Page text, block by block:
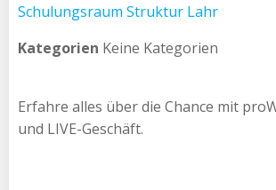
Schulungsraum Struktur Lahr
Kategorien Keine Kategorien
Erfahre alles über die Chance mit
und LIVE-Geschäft.